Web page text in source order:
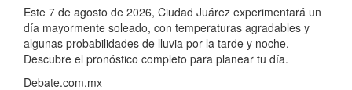
Este 7 de agosto de 2026, Ciudad Juárez experimentará un
día mayormente soleado, con temperaturas agradables y
algunas probabilidades de lluvia por la tarde y noche.
Descubre el pronóstico completo para planear tu día.
Debate.com.mx